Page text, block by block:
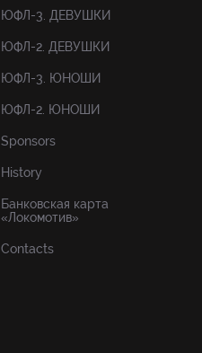
ЮФЛ-3. ДЕВУШКИ
ЮФЛ-2. ДЕВУШКИ
ЮФЛ-3. ЮНОШИ
ЮФЛ-2. ЮНОШИ
Sponsors
History
Банковская карта
«Локомотив»
Contacts